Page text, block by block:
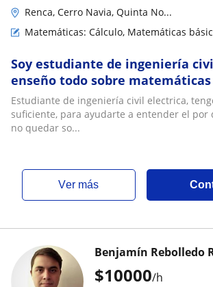
Renca, Cerro Navia, Quinta No...
Matemáticas: Cálculo, Matemáticas
Soy estudiante de ingeniería
enseño todo sobre
cálculo 2
Estudiante de ingeniería civil electrica,
suficiente, para ayudarte a entender el por
no quedar so...
ver más
$10000/h
Benjamín Rebolledo